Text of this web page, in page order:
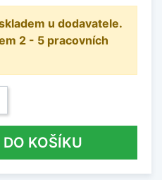
u dodavatele.
2 - 5 pracovních
DO KOŠÍKU